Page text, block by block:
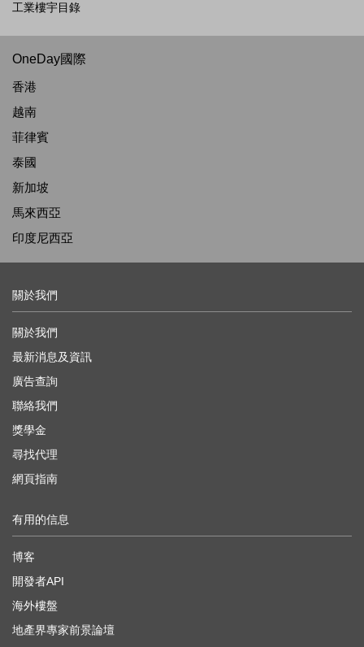
工業樓宇目錄
OneDay國際
香港
越南
菲律賓
泰國
新加坡
馬來西亞
印度尼西亞
關於我們
關於我們
最新消息及資訊
廣告查詢
聯絡我們
獎學金
尋找代理
網頁指南
有用的信息
博客
開發者API
海外樓盤
地產界專家前景論壇